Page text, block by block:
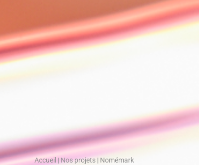
Accueil | Nos projets | Nomémark